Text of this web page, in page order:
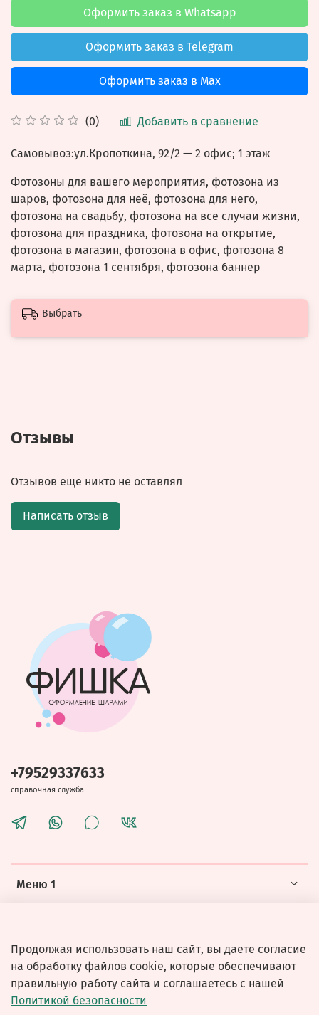
(0) Добавить в сравнение
Оформить заказ в Whatsapp
Оформить заказ в Telegram
Оформить заказ в Max
Самовывоз:ул.Кропоткина, 92/2 — 2 офис; 1 этаж
Фотозоны для вашего мероприятия, фотозона из
шаров, фотозона для неё, фотозона для него,
фотозона на свадьбу, фотозона на все случаи жизни,
фотозона для праздника, фотозона на открытие,
фотозона в магазин, фотозона в офис, фотозона 8
марта, фотозона 1 сентября, фотозона баннер
Выбрать
Отзывы
Отзывов еще никто не оставлял
Написать отзыв
Меню 1
+79529337633
справочная служба
Продолжая использовать наш сайт, вы даете согласие
на обработку файлов cookie, которые обеспечивают
правильную работу сайта и соглашаетесь с нашей
Политикой безопасности